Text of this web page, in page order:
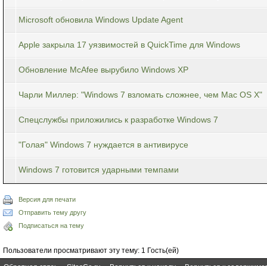
Microsoft обновила Windows Update Agent
Apple закрыла 17 уязвимостей в QuickTime для Windows
Обновление McAfee вырубило Windows XP
Чарли Миллер: "Windows 7 взломать сложнее, чем Mac OS X"
Спецслужбы приложились к разработке Windows 7
"Голая" Windows 7 нуждается в антивирусе
Windows 7 готовится ударными темпами
Версия для печати
Отправить тему другу
Подписаться на тему
Пользователи просматривают эту тему: 1 Гость(ей)